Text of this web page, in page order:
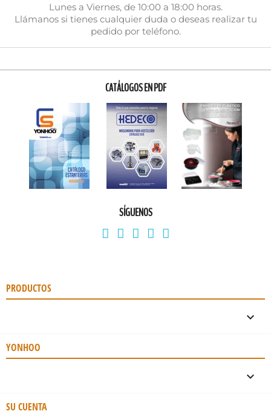
Lunes a Viernes, de 10:00 a 18:00 horas.
Llámanos si tienes cualquier duda o deseas realizar tu
pedido por teléfono.
CATÁLOGOS EN PDF
SÍGUENOS
PRODUCTOS

YONHOO

SU CUENTA